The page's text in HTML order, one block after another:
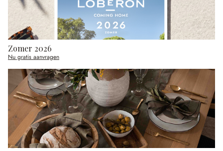
Zomer 2026
Nu gratis aanvragen